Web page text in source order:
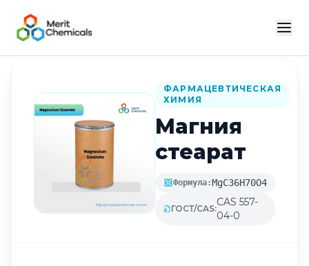
Назад в каталог
ФАРМАЦЕВТИЧЕСКАЯ
ХИМИЯ
Магния
стеарат
Формула:MgC36H70O4
ГОСТ/CAS:
CAS 557-
04-0